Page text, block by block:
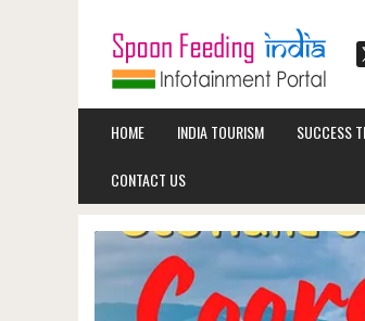
HOME INDIA TOURISM SUCCESS
CONTACT US